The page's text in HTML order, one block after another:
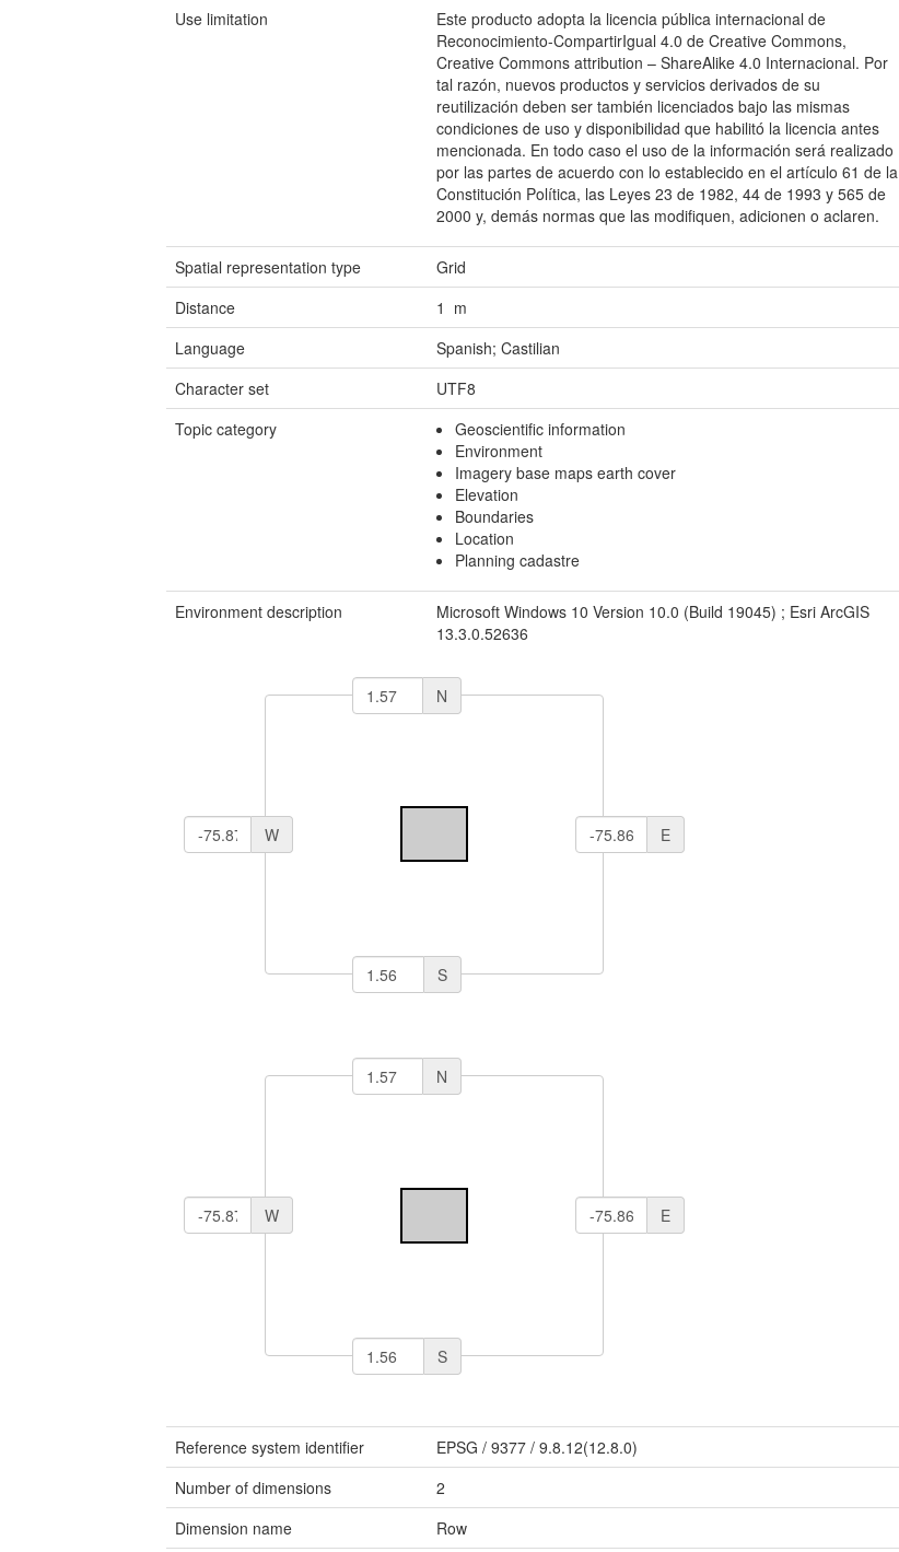
Use limitation
Este producto adopta la licencia pública internacional de
Reconocimiento-CompartirIgual 4.0 de Creative Commons,
Creative Commons attribution – ShareAlike 4.0 Internacional. Por
tal razón, nuevos productos y servicios derivados de su
reutilización deben ser también licenciados bajo las mismas
condiciones de uso y disponibilidad que habilitó la licencia antes
mencionada. En todo caso el uso de la información será realizado
por las partes de acuerdo con lo establecido en el artículo 61 de la
Constitución Política, las Leyes 23 de 1982, 44 de 1993 y 565 de
2000 y, demás normas que las modifiquen, adicionen o aclaren.
Spatial representation type
Grid
Distance
1 m
Language
Spanish; Castilian
Character set
UTF8
Topic category
Geoscientific information
Environment
Imagery base maps earth cover
Elevation
Boundaries
Location
Planning cadastre
Environment description
Microsoft Windows 10 Version 10.0 (Build 19045) ; Esri ArcGIS
13.3.0.52636
N
S
E
W
N
S
E
W
Reference system identifier EPSG /9377 /9.8.12(12.8.0)
Number of dimensions
2
Dimension name
Row